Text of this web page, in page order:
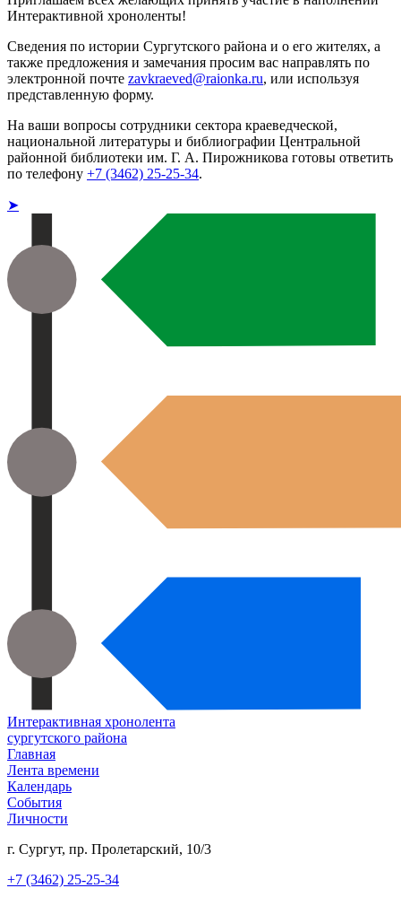
Интерактивной хроноленты!
Сведения по истории Сургутского района и о его жителях, а
также предложения и замечания просим вас направлять по
электронной почте zavkraeved@raionka.ru, или используя
представленную форму.
На ваши вопросы сотрудники сектора краеведческой,
национальной литературы и библиографии Центральной
районной библиотеки им. Г. А. Пирожникова готовы ответить
по телефону +7 (3462) 25-25-34.
➤
Интерактивная хронолента
сургутского района
Главная
Лента времени
Календарь
События
Личности
г. Сургут, пр. Пролетарский, 10/3
+7 (3462) 25-25-34